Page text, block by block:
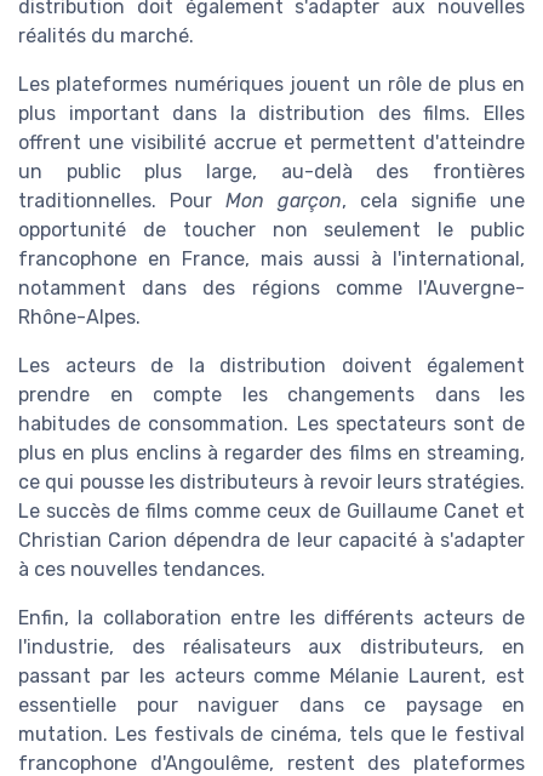
distribution doit également s'adapter aux nouvelles
réalités du marché.
Les plateformes numériques jouent un rôle de plus en
plus important dans la distribution des films. Elles
offrent une visibilité accrue et permettent d'atteindre
un public plus large, au-delà des frontières
traditionnelles. Pour Mon garçon, cela signifie une
opportunité de toucher non seulement le public
francophone en France, mais aussi à l'international,
notamment dans des régions comme l'Auvergne-
Rhône-Alpes.
Les acteurs de la distribution doivent également
prendre en compte les changements dans les
habitudes de consommation. Les spectateurs sont de
plus en plus enclins à regarder des films en streaming,
ce qui pousse les distributeurs à revoir leurs stratégies.
Le succès de films comme ceux de Guillaume Canet et
Christian Carion dépendra de leur capacité à s'adapter
à ces nouvelles tendances.
Enfin, la collaboration entre les différents acteurs de
l'industrie, des réalisateurs aux distributeurs, en
passant par les acteurs comme Mélanie Laurent, est
essentielle pour naviguer dans ce paysage en
mutation. Les festivals de cinéma, tels que le festival
francophone d'Angoulême, restent des plateformes